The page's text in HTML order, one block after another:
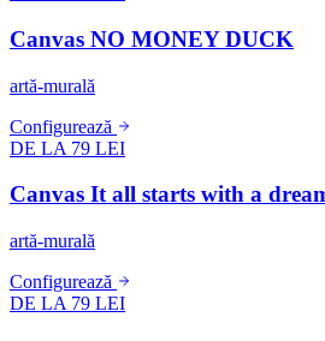
Canvas NO MONEY DUCK
artă-murală
Configurează
DE LA 79 LEI
Canvas It all starts with a
artă-murală
Configurează
DE LA 79 LEI